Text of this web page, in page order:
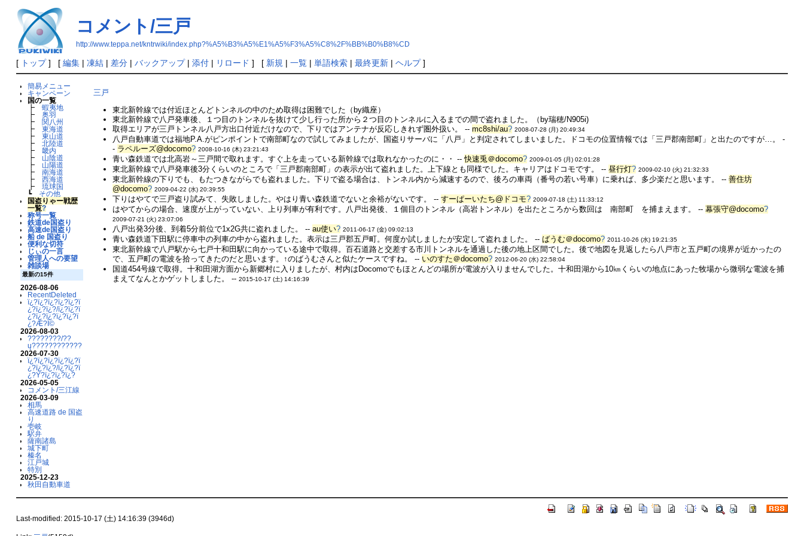
コメント/三戸
http://www.teppa.net/kntrwiki/index.php?%A5%B3%A5%E1%A5%F3%A5%C8%2F%BB%B0%B8%CD
[ トップ] [ 編集| 凍結| 差分| バックアップ| 添付| リロード ] [ 新規 | 一覧| 単語検索| 最終更新| ヘルプ]
簡易メニュー
キャンペーン
国の一覧
┣ 蝦夷地
┣ 奥羽
┣
関八州
┣ 東海道
┣ 東山道
┣ 北陸道
┣ 畿内
┣
山陰道
┣
山陽道
┣ 南海道
┣ 西海道
┣ 琉球国
┗
その他
国盗りゃー戦歴
一覧?
称号一覧
鉄道de国盗り
高速de国盗り
船 de 国盗り
便利な切符
じぃの一言
管理人への要望
雑談場
最新の15件
2026-08-06
RecentDeleted
ï¿?ï¿?ï¿?ï¿?ï¿?ï
¿?ï¿?ï¿?/ï¿?ï¿?ï
¿?ï¿?ï¿?ï¿?ï¿?ï
¿?Æ?Ï©
2026-08-03
????????/??
ų????????????
2026-07-30
ï¿?ï¿?ï¿?ï¿?ï¿?ï
¿?ï¿?ï¿?/ï¿?ï¿?ï
¿?Ý?ï¿?ï¿?ï¿?
2026-05-05
コメント/三江線
2026-03-09
相馬
高速道路 de 国盗
り
壱岐
駅弁
薩南諸島
城下町
榛名
江戸城
特別
2025-12-23
秋田自動車道
三戸
東北新幹線では付近ほとんどトンネルの中のため取得は困難でした（by織座）
東北新幹線で八戸発車後、１つ目のトンネルを抜けて少し行った所から２つ目のトンネルに入るまでの間で盗れました。（by瑞穂/N905i)
取得エリアが三戸トンネル八戸方出口付近だけなので、下りではアンテナが反応しきれず圏外扱い。 --mc8shi/au? 2008-07-28 (月) 20:49:34
八戸自動車道では福地P.A.がピンポイントで南部町なので試してみましたが、国盗りサーバに「八戸」と判定されてしまいました。ドコモの位置情報では「三戸郡南部町」と出たのですが…。 -
- ラペルーズ@docomo? 2008-10-16 (木) 23:21:43
青い森鉄道では北高岩～三戸間で取れます。すぐ上を走っている新幹線では取れなかったのに・・ --快速兎＠docomo? 2009-01-05 (月) 02:01:28
東北新幹線で八戸発車後3分くらいのところで「三戸郡南部町」の表示が出て盗れました。上下線とも同様でした。キャリアはドコモです。 --昼行灯? 2009-02-10 (火) 21:32:33
東北新幹線の下りでも、もたつきながらでも盗れました。下りで盗る場合は、トンネル内から減速するので、後ろの車両（番号の若い号車）に乗れば、多少楽だと思います。 --善住坊
@docomo? 2009-04-22 (水) 20:39:55
下りはやてで三戸盗り試みて、失敗しました。やはり青い森鉄道でないと余裕がないです。 --すーぱーいたち@ドコモ? 2009-07-18 (土) 11:33:12
はやてからの場合、速度が上がっていない、上り列車が有利です。八戸出発後、１個目のトンネル（高岩トンネル）を出たところから数回は 南部町 を捕まえます。 --幕張守@docomo?
2009-07-21 (火) 23:07:06
八戸出発3分後、到着5分前位で1x2G共に盗れました。 --au使い? 2011-06-17 (金) 09:02:13
青い森鉄道下田駅に停車中の列車の中から盗れました。表示は三戸郡五戸町。何度か試しましたが安定して盗れました。 --ばうむ＠docomo? 2011-10-26 (水) 19:21:35
東北新幹線で八戸駅から七戸十和田駅に向かっている途中で取得。百石道路と交差する市川トンネルを通過した後の地上区間でした。後で地図を見返したら八戸市と五戸町の境界が近かったの
で、五戸町の電波を拾ってきたのだと思います。↑のばうむさんと似たケースですね。 -- いのすた＠docomo? 2012-06-20 (水) 22:58:04
国道454号線で取得。十和田湖方面から新郷村に入りましたが、村内はDocomoでもほとんどの場所が電波が入りませんでした。十和田湖から10㎞くらいの地点にあった牧場から微弱な電波を捕
まえてなんとかゲットしました。 --2015-10-17 (土) 14:16:39
Last-modified: 2015-10-17 (土) 14:16:39 (3946d)